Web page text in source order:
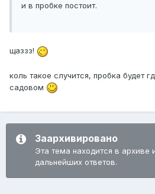
и в пробке постоит.
щаззз!
коль такое случится, пробка будет
садовом
Заархивировано
Эта тема находится в архиве
дальнейших ответов.